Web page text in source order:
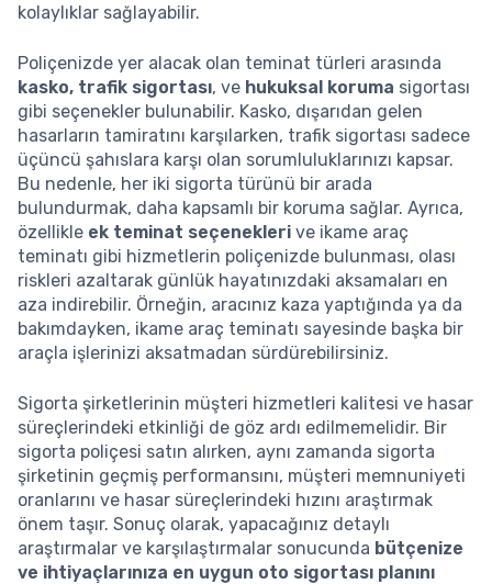
kolaylıklar sağlayabilir.
Poliçenizde yer alacak olan teminat türleri arasında
kasko, trafik sigortası, ve hukuksal koruma sigortası
gibi seçenekler bulunabilir. Kasko, dışarıdan gelen
hasarların tamiratını karşılarken, trafik sigortası sadece
üçüncü şahıslara karşı olan sorumluluklarınızı kapsar.
Bu nedenle, her iki sigorta türünü bir arada
bulundurmak, daha kapsamlı bir koruma sağlar. Ayrıca,
özellikle ek teminat seçenekleri ve ikame araç
teminatı gibi hizmetlerin poliçenizde bulunması, olası
riskleri azaltarak günlük hayatınızdaki aksamaları en
aza indirebilir. Örneğin, aracınız kaza yaptığında ya da
bakımdayken, ikame araç teminatı sayesinde başka bir
araçla işlerinizi aksatmadan sürdürebilirsiniz.
Sigorta şirketlerinin müşteri hizmetleri kalitesi ve hasar
süreçlerindeki etkinliği de göz ardı edilmemelidir. Bir
sigorta poliçesi satın alırken, aynı zamanda sigorta
şirketinin geçmiş performansını, müşteri memnuniyeti
oranlarını ve hasar süreçlerindeki hızını araştırmak
önem taşır. Sonuç olarak, yapacağınız detaylı
araştırmalar ve karşılaştırmalar sonucunda bütçenize
ve ihtiyaçlarınıza en uygun oto sigortası planını